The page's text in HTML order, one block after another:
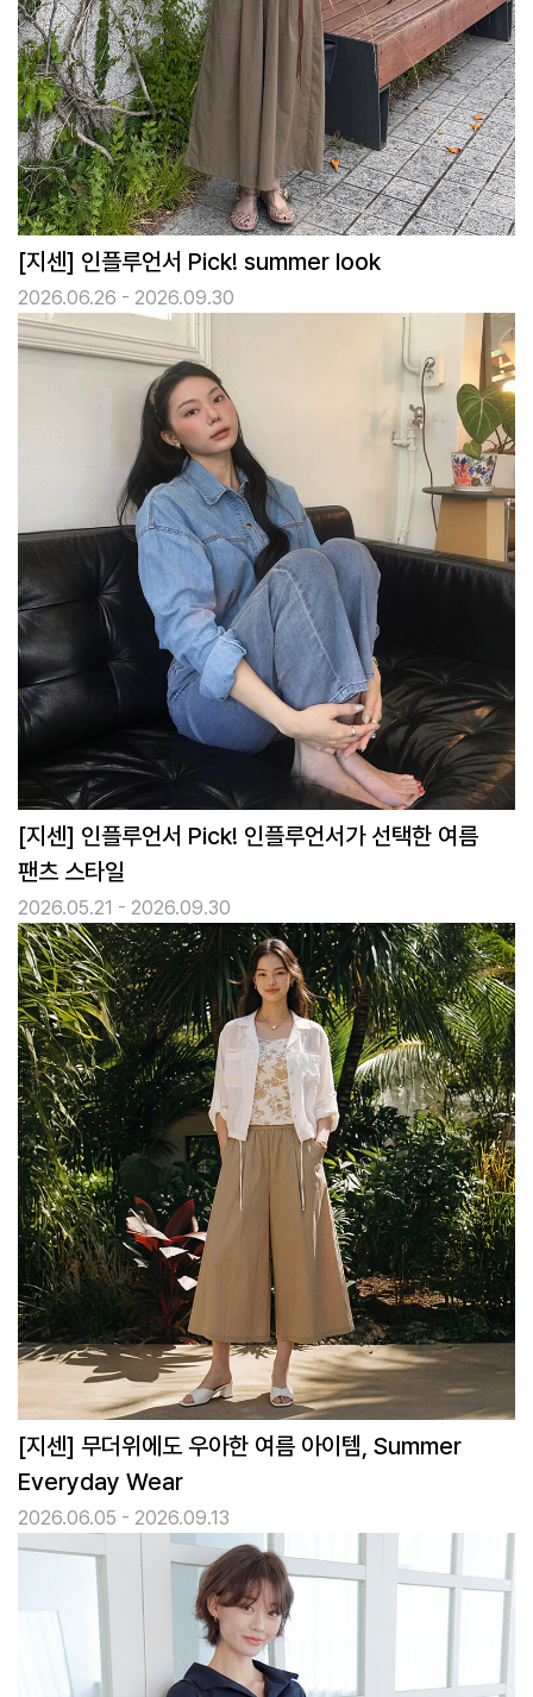
[지센] 인플루언서 Pick! summer look
2026.06.26 - 2026.09.30
[지센] 인플루언서 Pick! 인플루언서가 선택한 여름
팬츠 스타일
2026.05.21 - 2026.09.30
[지센] 무더위에도 우아한 여름 아이템, Summer
Everyday Wear
2026.06.05 - 2026.09.13